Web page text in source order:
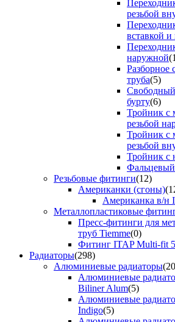
резьбой
вставкой
наружной
Разборное
труба(5)
бурту(6)
Тройник с
резьбой
Тройник с
резьбой
Тройник с
Фальцевый
Резьбовые фитинги(12)
Американки (сгоны)
Американка в/н
Металлопластиковые
Пресс-фитинги для
труб Tiemme(0)
Фитинг ITAP Multi-fit
Радиаторы(298)
Алюминиевые радиаторы
Алюминиевые
Biliner Alum(5)
Алюминиевые
Indigo(5)